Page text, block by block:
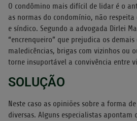
O condômino mais difícil de lidar é o
as normas do condomínio, não
e síndico. Segundo a advogada Dirlei
“encrenqueiro” que prejudica os
maledicências, brigas com vizinhos ou
torne insuportável a convivência entre
SOLUÇÃO
Neste caso as opiniões sobre a forma
diversas. Alguns especialistas apontam